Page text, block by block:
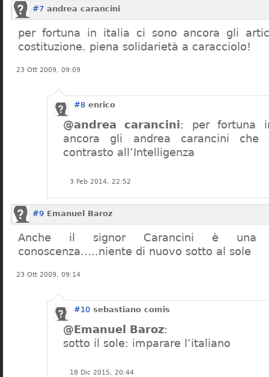
#7 andrea carancini
per fortuna in italia ci sono ancora gli
costituzione. piena solidarietà a caracciolo!
23 Ott 2009, 09:09
#8 enrico
@andrea carancini: per fortuna
ancora gli andrea carancini
contrasto all’Intelligenza
3 Feb 2014, 22:52
#9 Emanuel Baroz
Anche il signor Carancini è una
conoscenza…..niente di nuovo sotto al sole
23 Ott 2009, 09:14
#10 sebastiano comis
@Emanuel Baroz:
sotto il sole: imparare l’italiano
18 Dic 2015, 20:44